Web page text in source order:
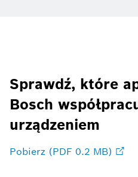
Sprawdź, które
Bosch
urządzeniem
Pobierz (PDF 0.2 MB)